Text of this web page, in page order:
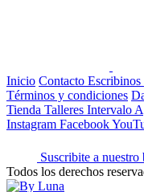
Inicio Contacto Escribinos
Términos y condiciones
Tienda Talleres Intervalo
Instagram Facebook
Suscribite a nuestro
Todos los derechos